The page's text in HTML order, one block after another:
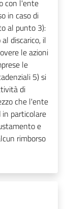
con l'ente
in caso di
al punto 3):
discarico, il
le azioni
le
5) si
di
che l'ente
in particolare
e
rimborso